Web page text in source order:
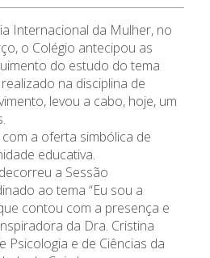
Formativa
Profissional
Letivo
APEE
Internacional da Mulher, no
o Colégio antecipou as
do estudo do tema
na disciplina de
levou a cabo, hoje, um
a oferta simbólica de
educativa.
a Sessão
ao tema “Eu sou a
contou com a presença e
da Dra. Cristina
Psicologia e de Ciências da